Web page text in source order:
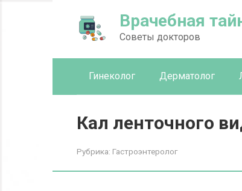
Врачебная
Советы докторов
Гинеколог Дерматолог
Кал ленточного
Рубрика: Гастроэнтеролог